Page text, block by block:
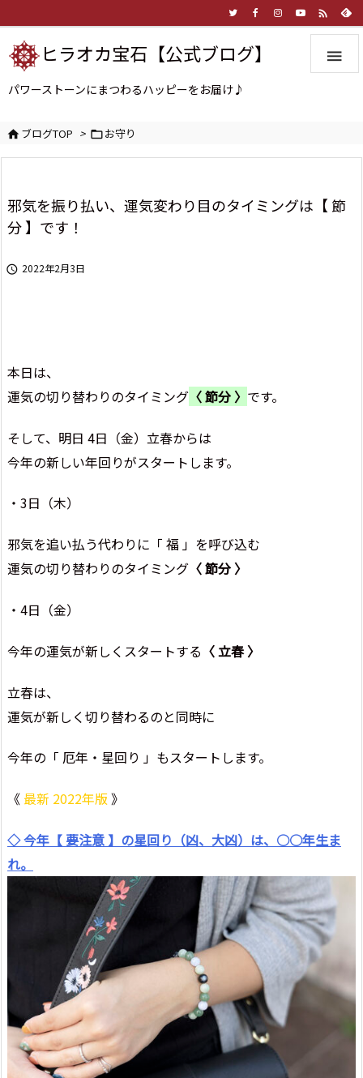


ヒラオカ宝石【公式ブログ】
パワーストーンにまつわるハッピーをお届け♪
ブログTOP > お守り
邪気を振り払い、運気変わり目のタイミングは【 節
分 】です！
 2022年2月3日
本日は、
運気の切り替わりのタイミング 〈 節分 〉 です。
そして、明日 4日（金）立春からは
今年の新しい年回りがスタートします。
・3日（木）
邪気を追い払う代わりに「 福 」を呼び込む
運気の切り替わりのタイミング 〈 節分 〉
・4日（金）
今年の運気が新しくスタートする 〈 立春 〉
立春は、
運気が新しく切り替わるのと同時に
今年の「 厄年・星回り 」もスタートします。
《最新 2022年版》
◇ 今年【 要注意 】の星回り（凶、大凶）は、○○年生ま
れ。